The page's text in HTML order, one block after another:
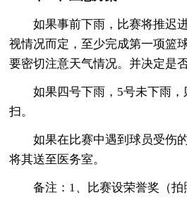
如果事前下雨，比赛将推迟进
视情况而定，至少完成第一项篮
要密切注意天气情况。并决定是
如果四号下雨，5号未下雨，
扫。
如果在比赛中遇到球员受伤的
将其送至医务室。
备注：1、比赛设荣誉奖（拍